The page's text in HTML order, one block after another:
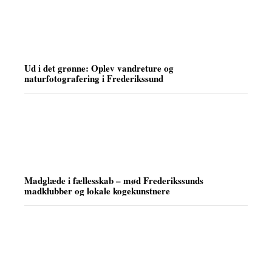
Ud i det grønne: Oplev vandreture og
naturfotografering i Frederikssund
Madglæde i fællesskab – mød Frederikssunds
madklubber og lokale kogekunstnere